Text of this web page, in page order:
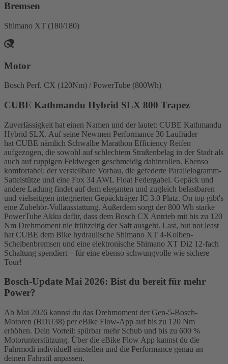
Bremsen
Shimano XT (180/180)
Motor
Bosch Perf. CX (120Nm) / PowerTube (800Wh)
CUBE Kathmandu Hybrid SLX 800 Trapez
Zuverlässigkeit hat einen Namen und der lautet: CUBE Kathmandu
Hybrid SLX. Auf seine Newmen Performance 30 Laufräder
hat CUBE nämlich Schwalbe Marathon Efficiency Reifen
aufgezogen, die sowohl auf schlechtem Straßenbelag in der Stadt als
auch auf ruppigen Feldwegen geschmeidig dahinrollen. Ebenso
komfortabel: der verstellbare Vorbau, die gefederte Parallelogramm-
Sattelstütze und eine Fox 34 AWL Float Federgabel. Gepäck und
andere Ladung findet auf dem eleganten und zugleich belastbaren
und vielseitigen integrierten Gepäckträger IC 3.0 Platz. On top gibt's
eine Zubehör-Vollausstattung. Außerdem sorgt der 800 Wh starke
PowerTube Akku dafür, dass dem Bosch CX Antrieb mit bis zu 120
Nm Drehmoment nie frühzeitig der Saft ausgeht. Last, but not least
hat CUBE dem Bike hydraulische Shimano XT 4-Kolben-
Scheibenbremsen und eine elektronische Shimano XT Di2 12-fach
Schaltung spendiert – für eine ebenso schwungvolle wie sichere
Tour!
Bosch-Update Mai 2026: Bist du bereit für mehr
Power?
Ab Mai 2026 kannst du das Drehmoment der Gen-5-Bosch-
Motoren (BDU38) per eBike Flow-App auf bis zu 120 Nm
erhöhen. Dein Vorteil: spürbar mehr Schub und bis zu 600 %
Motorunterstützung. Über die eBike Flow App kannst du die
Fahrmodi individuell einstellen und die Performance genau an
deinen Fahrstil anpassen.